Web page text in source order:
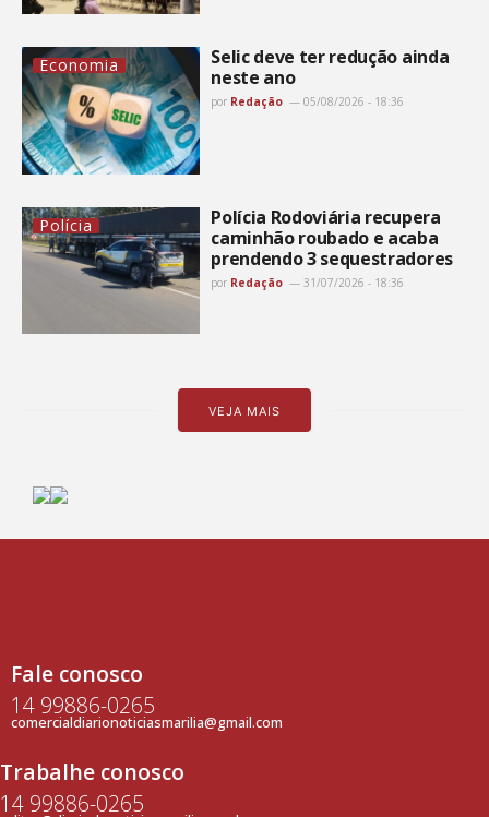
Economia
Selic deve ter redução ainda
neste ano
por Redação 05/08/2026 - 18:36
Polícia
Polícia Rodoviária recupera
caminhão roubado e acaba
prendendo 3 sequestradores
por Redação 31/07/2026 - 18:36
VEJA MAIS
Fale conosco
14 99886-0265
comercialdiarionoticiasmarilia@gmail.com
Trabalhe conosco
14 99886-0265